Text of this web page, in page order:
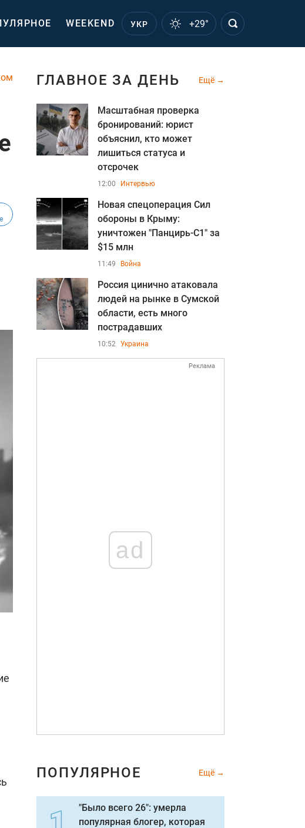
WEEKEND УКР +29°
ГЛАВНОЕ ЗА ДЕНЬ Ещё
Масштабная проверка
бронирований: юрист
объяснил, кто может
лишиться статуса и
отсрочек
12:00 Интервью
Новая спецоперация Сил
обороны в Крыму:
уничтожен "Панцирь-С1" за
$15 млн
11:49 Война
Россия цинично атаковала
людей на рынке в Сумской
области, есть много
пострадавших
10:52 Украина
Реклама
ad
ПОПУЛЯРНОЕ Ещё
"Было всего 26": умерла
популярная блогер, которая